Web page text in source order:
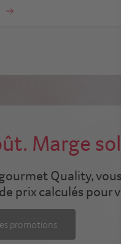
Marge
Quality,
prix calculés pour
promotions